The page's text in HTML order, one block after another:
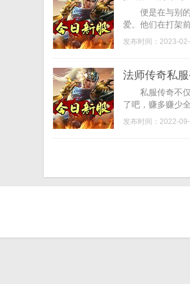
便是在与别的
爱。他们在打架
发布时间：2023-
法师传奇私
私服传奇不仅
了吧，赚多赚少
发布时间：2022-